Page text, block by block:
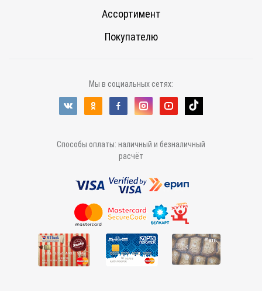
Ассортимент
Покупателю
Мы в социальных сетях:
Способы оплаты: наличный и безналичный
расчёт